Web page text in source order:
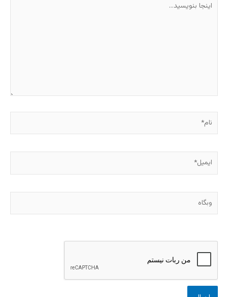
بنویسید…
وبگاه